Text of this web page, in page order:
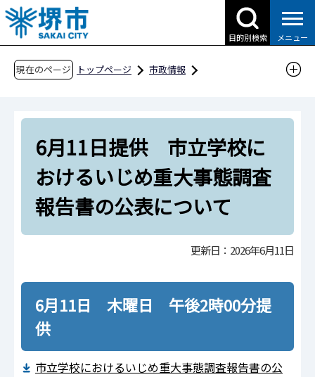
こ
の
ペ
目的別検索 メニュー
現在のページ トップページ
市政情報
報道提供資料
過去の報道提供資料
令和8年
令和8年6月
6月11日提供 市立学校におけるいじめ重大事
態調査報告書の公表について
6月11日提供 市立学校に
おけるいじめ重大事態調査
報告書の公表について
更新日：2026年6月11日
6月11日 木曜日 午後2時00分提
供
市立学校におけるいじめ重大事態調査報告書の公